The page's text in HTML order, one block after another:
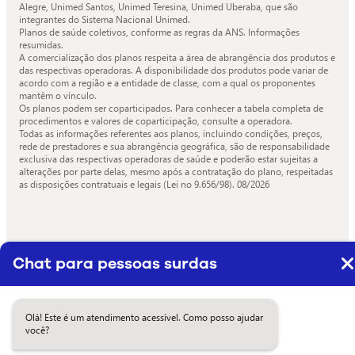
Alegre, Unimed Santos, Unimed Teresina, Unimed Uberaba, que são
integrantes do Sistema Nacional Unimed.
Planos de saúde coletivos, conforme as regras da ANS. Informações
resumidas.
A comercialização dos planos respeita a área de abrangência dos produtos e
das respectivas operadoras. A disponibilidade dos produtos pode variar de
acordo com a região e a entidade de classe, com a qual os proponentes
mantêm o vínculo.
Os planos podem ser coparticipados. Para conhecer a tabela completa de
procedimentos e valores de coparticipação, consulte a operadora.
Todas as informações referentes aos planos, incluindo condições, preços,
rede de prestadores e sua abrangência geográfica, são de responsabilidade
exclusiva das respectivas operadoras de saúde e poderão estar sujeitas a
alterações por parte delas, mesmo após a contratação do plano, respeitadas
as disposições contratuais e legais (Lei no 9.656/98). 08/2026
Chat para pessoas surdas
Olá! Este é um atendimento acessível. Como posso ajudar
você?